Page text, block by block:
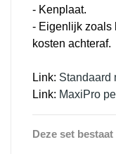
- Kenplaat.
- Eigenlijk zoals
kosten achteraf.
Link: Standaard
Link: MaxiPro
Deze set